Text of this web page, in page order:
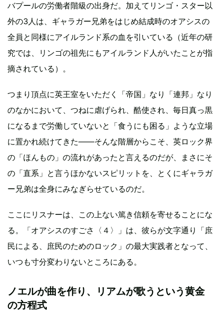
バプールの労働者階級の出身だ。加えてリンゴ・スター以
外の3人は、ギャラガー兄弟をはじめ結成時のオアシスの
全員と同様にアイルランド系の血を引いている（近年の研
究では、リンゴの祖先にもアイルランド人がいたことが指
摘されている）。
つまり頂点に英王室をいただく「帝国」なり「連邦」なり
のなかにおいて、つねに虐げられ、酷使され、毎日真っ黒
になるまで労働していないと「食うにも困る」ような立場
に置かれ続けてきた――そんな階層からこそ、英ロック界
の「ほんもの」の流れがあったと言えるのだが、まさにそ
の「直系」と言うほかないスピリットを、とくにギャラガ
ー兄弟は全身にみなぎらせているのだ。
ここにリスナーは、この上ない篤き信頼を寄せることにな
る。「オアシスのすごさ〈４〉」は、彼らが文字通り「庶
民による、庶民のためのロック」の最大実践者となって、
いつも寸分変わりないところにある。
ノエルが曲を作り、リアムが歌うという黄金
の方程式